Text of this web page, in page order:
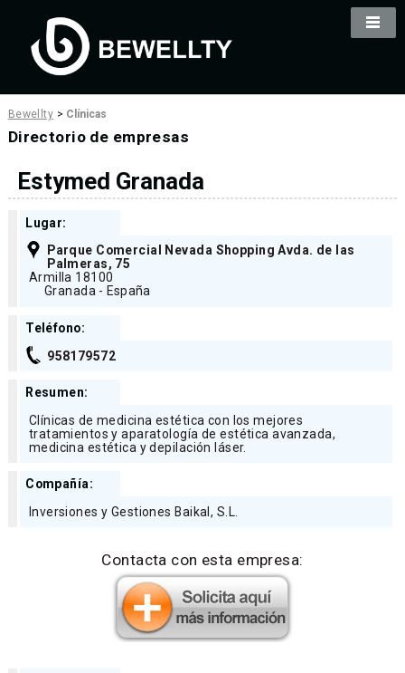
Bewellty > Clínicas
Directorio de empresas
Estymed Granada
Lugar:
Parque Comercial Nevada Shopping Avda. de las
Palmeras, 75
Armilla 18100
Granada - España
Teléfono:
958179572
Resumen:
Clínicas de medicina estética con los mejores
tratamientos y aparatología de estética avanzada,
medicina estética y depilación láser.
Compañía:
Inversiones y Gestiones Baikal, S.L.
Contacta con esta empresa: